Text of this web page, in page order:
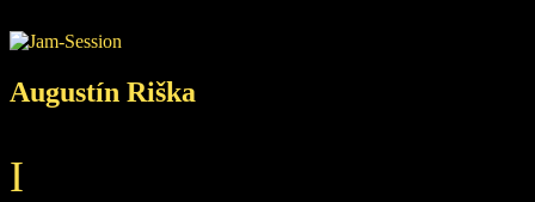
Augustín Riška
I